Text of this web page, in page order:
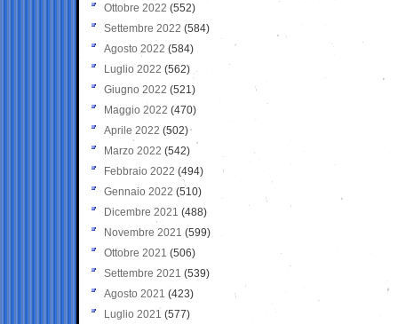
Ottobre 2022 (552)
Settembre 2022 (584)
Agosto 2022 (584)
Luglio 2022 (562)
Giugno 2022 (521)
Maggio 2022 (470)
Aprile 2022 (502)
Marzo 2022 (542)
Febbraio 2022 (494)
Gennaio 2022 (510)
Dicembre 2021 (488)
Novembre 2021 (599)
Ottobre 2021 (506)
Settembre 2021 (539)
Agosto 2021 (423)
Luglio 2021 (577)